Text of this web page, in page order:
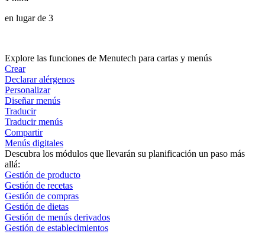
en lugar de 3
Explore las funciones de Menutech para cartas y menús
Crear
Declarar alérgenos
Personalizar
Diseñar menús
Traducir
Traducir menús
Compartir
Menús digitales
Descubra los módulos que llevarán su planificación un paso más
allá:
Gestión de producto
Gestión de recetas
Gestión de compras
Gestión de dietas
Gestión de menús derivados
Gestión de establecimientos